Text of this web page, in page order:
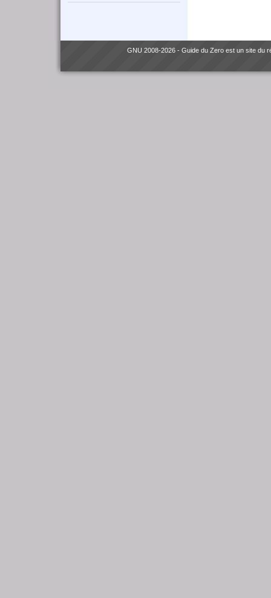
GNU 2008-2026 - Guide du Zero est un site du